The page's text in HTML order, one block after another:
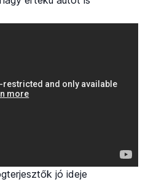
jó ideje